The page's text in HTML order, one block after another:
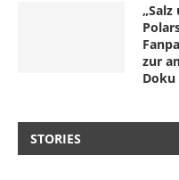
zur
Doku
STORIES